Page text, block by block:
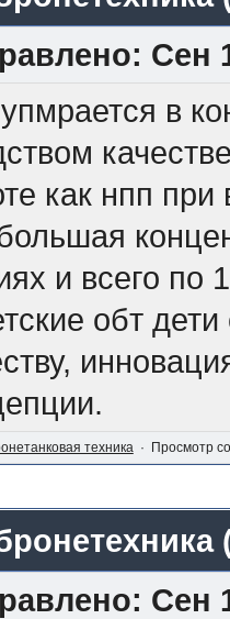
Сен
в
как нпп
и всего по
обт
техника· Просмотр
Сен